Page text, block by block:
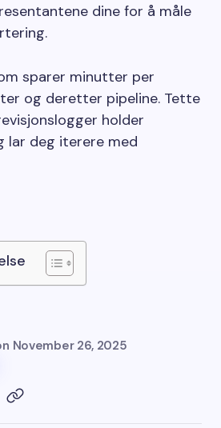
dine for å måle
sparer minutter per
og deretter pipeline. Tette
holder
lar deg iterere med
November 26, 2025